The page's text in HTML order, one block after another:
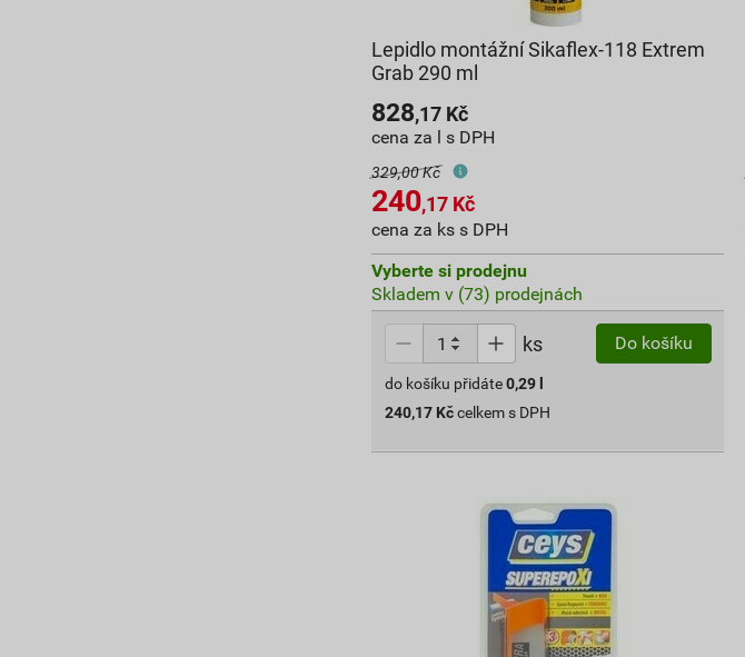
Lepidlo montážní Sikaflex-118 Extrem
Grab 290 ml
828,17 Kč
cena za l s DPH
329,00 Kč
240,17 Kč
cena za ks s DPH
Vyberte si prodejnu
Skladem v (73) prodejnách
ks Do košíku
do košíku přidáte 0,29
240,17 Kč celkem s DPH